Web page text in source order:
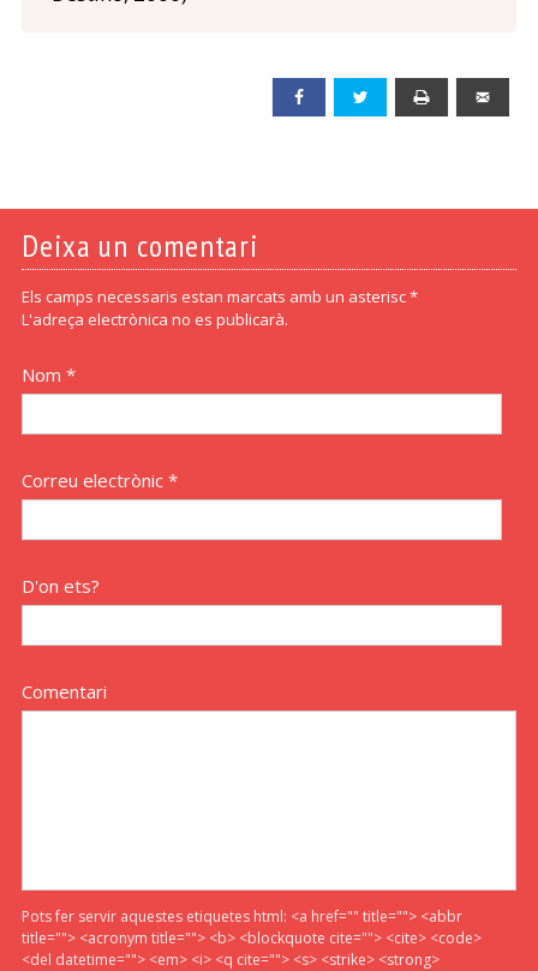
Facebook Twitter
Deixa un comentari
Els camps necessaris estan marcats amb un asterisc *
L'adreça electrònica no es publicarà.
Nom *
Correu electrònic *
D'on ets?
Comentari
Pots fer servir aquestes etiquetes html: <a href="" title=""> <abbr
title=""> <acronym title=""> <b> <blockquote cite=""> <cite> <code>
<del datetime=""> <em> <i> <q cite=""> <s> <strike> <strong>